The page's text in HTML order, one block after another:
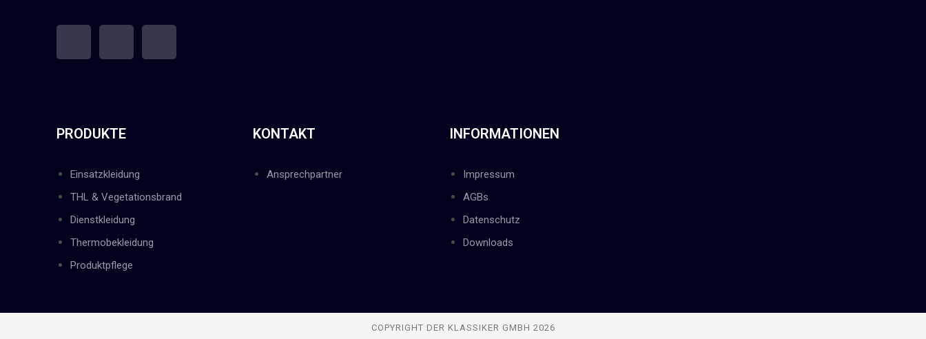
PRODUKTE
Einsatzkleidung
THL & Vegetationsbrand
Dienstkleidung
Thermobekleidung
Produktpflege
KONTAKT
Ansprechpartner
INFORMATIONEN
Impressum
AGBs
Datenschutz
Downloads
COPYRIGHT DER KLASSIKER GMBH 2026